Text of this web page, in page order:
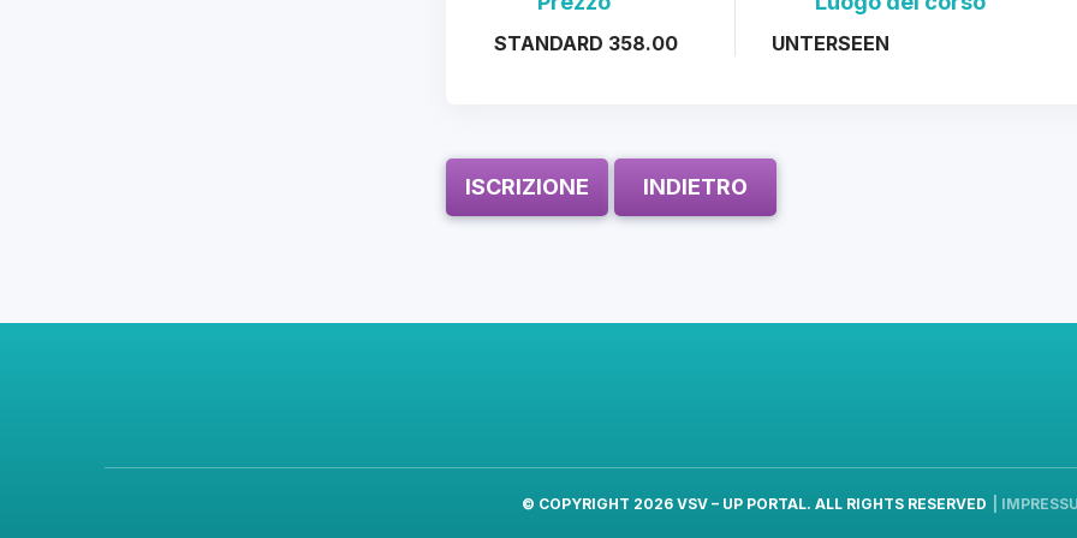
STANDARD 358.00 UNTERSEEN
ISCRIZIONE INDIETRO
© COPYRIGHT 2026 VSV – UP PORTAL. ALL RIGHTS RESERVED